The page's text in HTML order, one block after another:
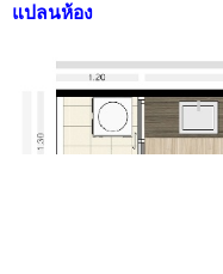
แปลนห้อง